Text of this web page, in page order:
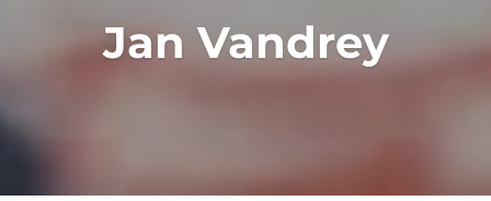
Jan Vandrey